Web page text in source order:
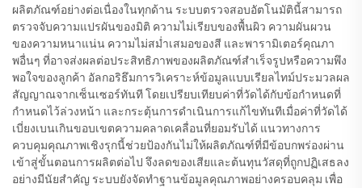
ผลิตภัณฑ์อย่างต่อเนื่องในทุกด้าน ระบบตรวจสอบอัตโนมัตินี้สามารถ
ตรวจจับความแปรผันของมิติ ความไม่เรียบของพื้นผิว ความผันผวน
ของความหนาแน่น ความไม่สม่ำเสมอของสี และพารามิเตอร์คุณภา
พอื่นๆ ที่อาจส่งผลต่อประสิทธิภาพของผลิตภัณฑ์สำเร็จรูปหรือความพึง
พอใจของลูกค้า อัลกอริธึมการวิเคราะห์ข้อมูลแบบเรียลไทม์ประมวลผล
สัญญาณจากเซ็นเซอร์ทันที โดยเปรียบเทียบค่าที่วัดได้กับข้อกำหนดที่
กำหนดไว้ล่วงหน้า และกระตุ้นการดำเนินการแก้ไขทันทีเมื่อค่าที่วัดได้
เบี่ยงเบนเกินขอบเขตความคลาดเคลื่อนที่ยอมรับได้ แนวทางการ
ควบคุมคุณภาพเชิงรุกนี้ช่วยป้องกันไม่ให้ผลิตภัณฑ์ที่มีข้อบกพร่องผ่าน
เข้าสู่ขั้นตอนการผลิตต่อไป จึงลดของเสียและต้นทุนวัสดุที่ถูกปฏิเสธลง
อย่างมีนัยสำคัญ ระบบยังจัดทำฐานข้อมูลคุณภาพอย่างครอบคลุม เพื่อ